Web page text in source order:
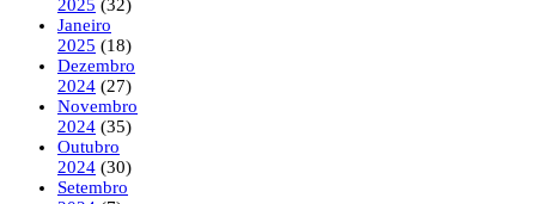
2025 (32)
Janeiro
2025 (18)
Dezembro
2024 (27)
Novembro
2024 (35)
Outubro
2024 (30)
Setembro